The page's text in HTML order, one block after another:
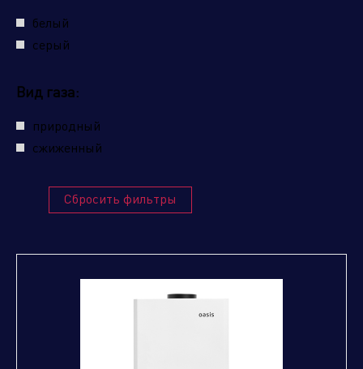
Нажимая кнопку "отправить", вы соглашаетесь
белый
серый
Вид газа:
природный
сжиженный
Сбросить фильтры